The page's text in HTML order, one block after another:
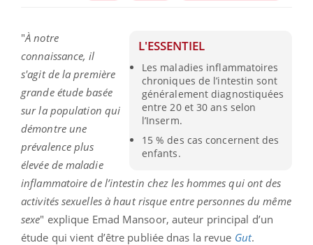
L'ESSENTIEL
Les maladies inflammatoires
chroniques de l’intestin sont
généralement diagnostiquées
entre 20 et 30 ans selon
l’Inserm.
15 % des cas concernent des
enfants.
"À notre
connaissance, il
s'agit de la première
grande étude basée
sur la population qui
démontre une
prévalence plus
élevée de maladie
inflammatoire de l’intestin chez les hommes qui ont des
activités sexuelles à haut risque entre personnes du même
sexe" explique Emad Mansoor, auteur principal d’un
étude qui vient d’être publiée dnas la revue Gut.